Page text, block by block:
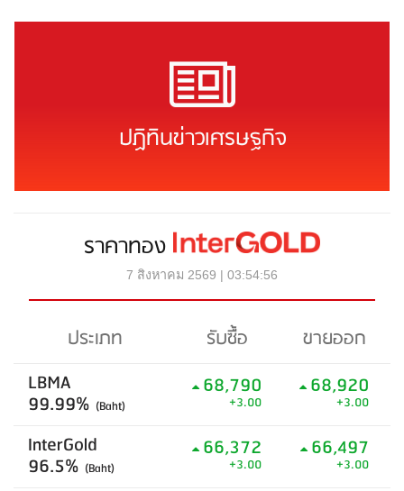
ปฏิทินข่าวเศรษฐกิจ
ราคาทอง
7 สิงหาคม 2569 | 03:54:56
ประเภท รับซื้อ
ขายออก
LBMA
99.99% (Baht)
68,790
+3.00
68,920
+3.00
InterGold
96.5% (Baht)
66,372
+3.00
66,497
+3.00